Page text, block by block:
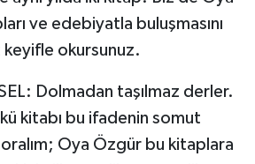
ve edebiyatla buluşmasını
keyifle okursunuz.
Dolmadan taşılmaz derler.
kitabı bu ifadenin somut
Oya Özgür bu kitaplara